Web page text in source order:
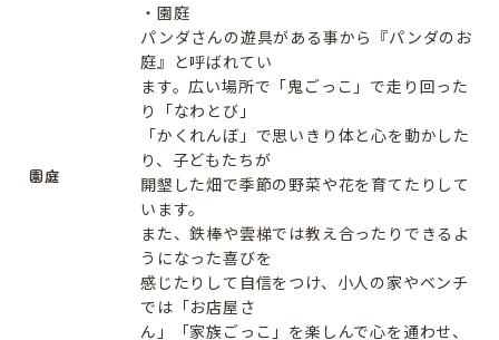
園庭
・園庭
パンダさんの遊具がある事から『パンダのお
庭』と呼ばれてい
ます。広い場所で「鬼ごっこ」で走り回った
り「なわとび」
「かくれんぼ」で思いきり体と心を動かした
り、子どもたちが
開墾した畑で季節の野菜や花を育てたりして
います。
また、鉄棒や雲梯では教え合ったりできるよ
うになった喜びを
感じたりして自信をつけ、小人の家やベンチ
では「お店屋さ
ん」「家族ごっこ」を楽しんで心を通わせ、